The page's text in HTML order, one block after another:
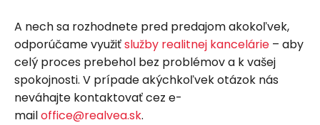
A nech sa rozhodnete pred predajom akokoľvek,
odporúčame využiťslužby realitnej kancelárie – aby
celý proces prebehol bez problémov a k vašej
spokojnosti. V prípade akýchkoľvek otázok nás
neváhajte kontaktovať cez e-
mailoffice@realvea.sk.